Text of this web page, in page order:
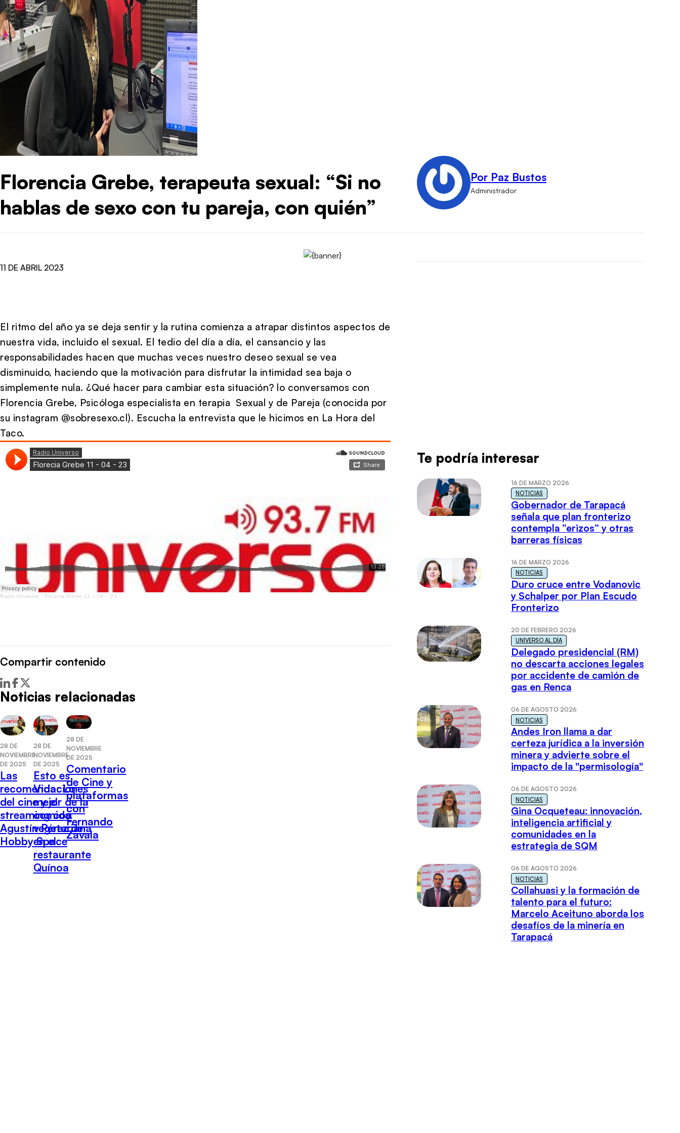
Florencia Grebe, terapeuta sexual: “Si no
hablas de sexo con tu pareja, con quién”
Por Paz Bustos
Administrador
11 DE ABRIL 2023
El ritmo del año ya se deja sentir y la rutina comienza a atrapar distintos aspectos de
nuestra vida, incluido el sexual. El tedio del día a día, el cansancio y las
responsabilidades hacen que muchas veces nuestro deseo sexual se vea
disminuido, haciendo que la motivación para disfrutar la intimidad sea baja o
simplemente nula. ¿Qué hacer para cambiar esta situación? lo conversamos con
Florencia Grebe, Psicóloga especialista en terapia Sexual y de Pareja (conocida por
su instagram @sobresexo.cl). Escucha la entrevista que le hicimos en La Hora del
Taco.
Radio Universo · Florecia Grebe 11 – 04 – 23
Compartir contenido
Noticias relacionadas
28 DE
NOVIEMBRE
DE 2025
Las
recomendaciones
del cine y el
streaming con
Agustín Pérez de
Hobby Space
28 DE
NOVIEMBRE
DE 2025
Esto es
Vida: Lo
mejor de la
comida
vegetariana
en el
restaurante
Quínoa
28 DE
NOVIEMBRE
DE 2025
Comentario
de Cine y
plataformas
con
Fernando
Zavala
Te podría interesar
16 DE MARZO 2026
NOTICIAS
Gobernador de Tarapacá
señala que plan fronterizo
contempla “erizos” y otras
barreras físicas
16 DE MARZO 2026
NOTICIAS
Duro cruce entre Vodanovic
y Schalper por Plan Escudo
Fronterizo
20 DE FEBRERO 2026
UNIVERSO AL DÍA
Delegado presidencial (RM)
no descarta acciones legales
por accidente de camión de
gas en Renca
06 DE AGOSTO 2026
NOTICIAS
Andes Iron llama a dar
certeza jurídica a la inversión
minera y advierte sobre el
impacto de la "permisología"
06 DE AGOSTO 2026
NOTICIAS
Gina Ocqueteau: innovación,
inteligencia artificial y
comunidades en la
estrategia de SQM
06 DE AGOSTO 2026
NOTICIAS
Collahuasi y la formación de
talento para el futuro:
Marcelo Aceituno aborda los
desafíos de la minería en
Tarapacá